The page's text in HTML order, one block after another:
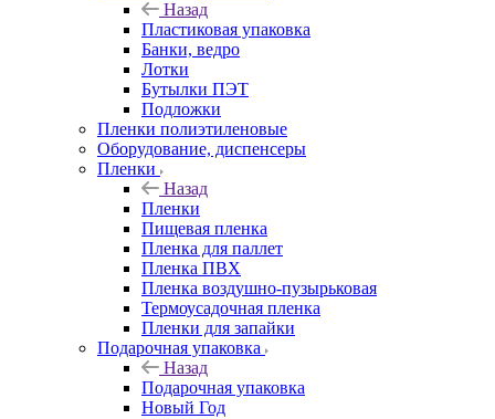
Назад
Пластиковая упаковка
Банки, ведро
Лотки
Бутылки ПЭТ
Подложки
Пленки полиэтиленовые
Оборудование, диспенсеры
Пленки
Назад
Пленки
Пищевая пленка
Пленка для паллет
Пленка ПВХ
Пленка воздушно-пузырьковая
Термоусадочная пленка
Пленки для запайки
Подарочная упаковка
Назад
Подарочная упаковка
Новый Год